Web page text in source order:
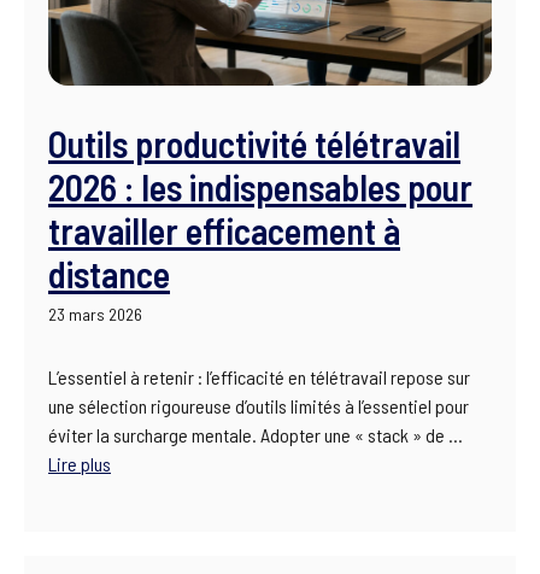
Outils productivité télétravail
2026 : les indispensables pour
travailler efficacement à
distance
23 mars 2026
L’essentiel à retenir : l’efficacité en télétravail repose sur
une sélection rigoureuse d’outils limités à l’essentiel pour
éviter la surcharge mentale. Adopter une « stack » de …
Lire plus